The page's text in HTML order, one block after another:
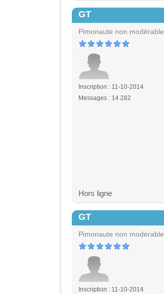
GT
Pimonaute non modérable
Inscription : 11-10-2014
Messages : 14 282
Hors ligne
GT
Pimonaute non modérable
Inscription : 11-10-2014